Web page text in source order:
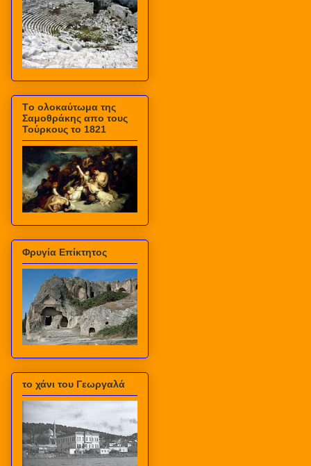
Τo ολοκαύτωμα της
Σαμοθράκης απο τους
Τούρκους το 1821
Φρυγία Επίκτητος
το χάνι του Γεωργαλά